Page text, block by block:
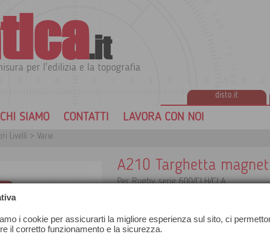
.it
per l'edilizia e la topografia
disto.it
SIAMO CONTATTI LAVORA CON NOI
Livelli > Varie
A210 Targhetta
Per Rugby serie 600/CLH/CLA
i cookie per assicurarti la migliore esperienza sul sito, ci
il corretto funzionamento e la sicurezza.